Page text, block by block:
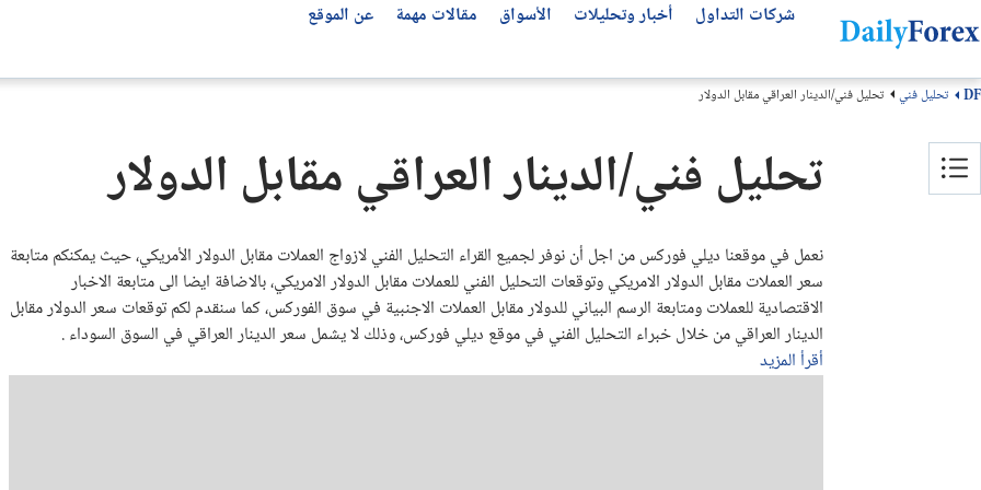
شركات التداول
انواع شركات التداول
أفضل شركات الفوركس
مقارنة شركات التداول
بونص الفوركس
شركات تداول الذهب
حسابات التداول الإسلامية
شركات التداول في مصر
شركات التداول في العراق
شركات التداول في ليبيا
شركات التداول في الإمارات
شركات التداول في المغرب
شركات التداول في فلسطين
أخبار وتحليلات
توقعات الفوركس الأسبوعية
عملات الفوركس
سعر الدولار مقابل الجنيه المصري اليوم
سعر اليورو اليوم مقابل الجنيه المصري
سعر الدولار مقابل الدينار العراقي USD/IQD
سعر الريال السعودي اليوم مقابل الجنيه المصري
الأسواق
سوق الأسهم اليوم
جميع المؤشرات
ناسداك 100 Nasdaq
مؤشر Dow Jones 30
مقالات مهمة
أفضل قنوات التلجرام
كتب تداول مجانية
توصيات الفوركس اليوم
عن الموقع
كيف نكسب المال
سياسة التحرير
الأسئلة الشائعة
DF تحليل فني تحليل فني/الدينار العراقي مقابل الدولار
تحليل فني/الدينار العراقي مقابل الدولار
نعمل في موقعنا ديلي فوركس من اجل أن نوفر لجميع القراء التحليل الفني لازواج العملات مقابل الدولار الأمريكي، حيث يمكنكم متابعة
سعر العملات مقابل الدولار الامريكي وتوقعات التحليل الفني للعملات مقابل الدولار الامريكي، بالاضافة ايضا الى متابعة الاخبار
الاقتصادية للعملات ومتابعة الرسم البياني للدولار مقابل العملات الاجنبية في سوق الفوركس، كما سنقدم لكم توقعات سعر الدولار مقابل
الدينار العراقي من خلال خبراء التحليل الفني في موقع ديلي فوركس، وذلك لا يشمل سعر الدينار العراقي في السوق السوداء .
أقرأ المزيد